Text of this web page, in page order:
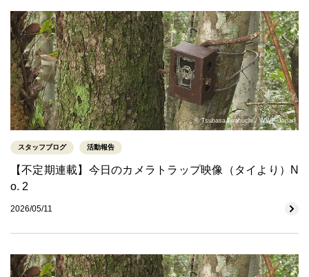
© Tsubasa Iwabuchi / WWF Japan
スタッフブログ 活動報告
【不定期連載】今日のカメラトラップ映像（タイより）N
o. 2
2026/05/11